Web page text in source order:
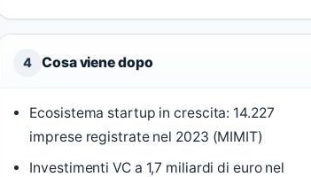
4 Cosa viene dopo
Ecosistema startup in crescita: 14.227
imprese registrate nel 2023 (MIMIT)
Investimenti VC a 1,7 miliardi di euro nel